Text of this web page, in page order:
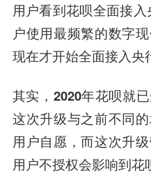
用户看到花呗全面接
户使用最频繁的数字
现在才开始全面接入央
其实，2020年花呗就
这次升级与之前不同
用户自愿，而这次升
用户不授权会影响到花